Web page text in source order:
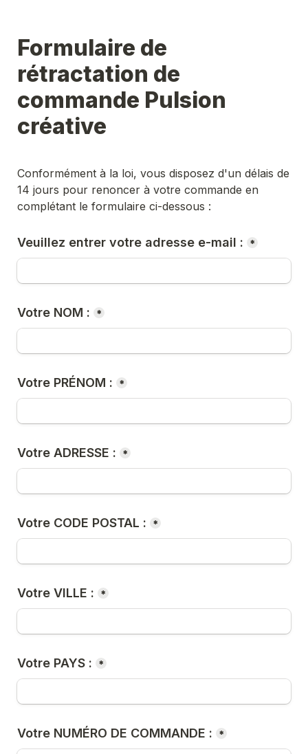
Formulaire de
rétractation de
commande Pulsion
créative
Conformément à la loi, vous disposez d'un délais de
14 jours pour renoncer à votre commande en
complétant le formulaire ci-dessous :
Veuillez entrer votre adresse e-mail : *
Votre NOM : *
Votre PRÉNOM : *
Votre ADRESSE : *
Votre CODE POSTAL : *
Votre VILLE : *
Votre PAYS : *
Votre NUMÉRO DE COMMANDE : *